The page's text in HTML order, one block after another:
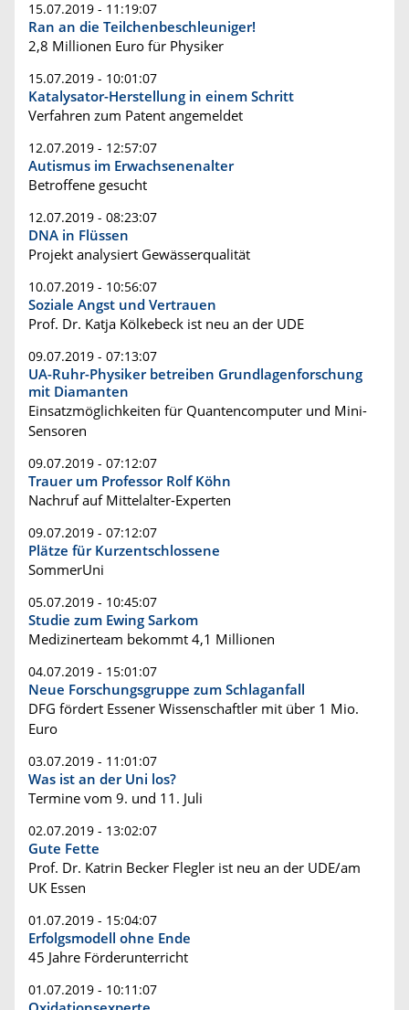
15.07.2019 - 11:19:07
Ran an die Teilchenbeschleuniger!
2,8 Millionen Euro für Physiker
15.07.2019 - 10:01:07
Katalysator-Herstellung in einem Schritt
Verfahren zum Patent angemeldet
12.07.2019 - 12:57:07
Autismus im Erwachsenenalter
Betroffene gesucht
12.07.2019 - 08:23:07
DNA in Flüssen
Projekt analysiert Gewässerqualität
10.07.2019 - 10:56:07
Soziale Angst und Vertrauen
Prof. Dr. Katja Kölkebeck ist neu an der UDE
09.07.2019 - 07:13:07
UA-Ruhr-Physiker betreiben Grundlagenforschung
mit Diamanten
Einsatzmöglichkeiten für Quantencomputer und Mini-
Sensoren
09.07.2019 - 07:12:07
Trauer um Professor Rolf Köhn
Nachruf auf Mittelalter-Experten
09.07.2019 - 07:12:07
Plätze für Kurzentschlossene
SommerUni
05.07.2019 - 10:45:07
Studie zum Ewing Sarkom
Medizinerteam bekommt 4,1 Millionen
04.07.2019 - 15:01:07
Neue Forschungsgruppe zum Schlaganfall
DFG fördert Essener Wissenschaftler mit über 1 Mio.
Euro
03.07.2019 - 11:01:07
Was ist an der Uni los?
Termine vom 9. und 11. Juli
02.07.2019 - 13:02:07
Gute Fette
Prof. Dr. Katrin Becker Flegler ist neu an der UDE/am
UK Essen
01.07.2019 - 15:04:07
Erfolgsmodell ohne Ende
45 Jahre Förderunterricht
01.07.2019 - 10:11:07